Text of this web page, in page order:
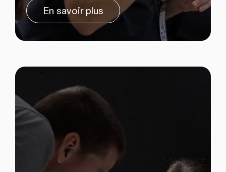
En savoir plus